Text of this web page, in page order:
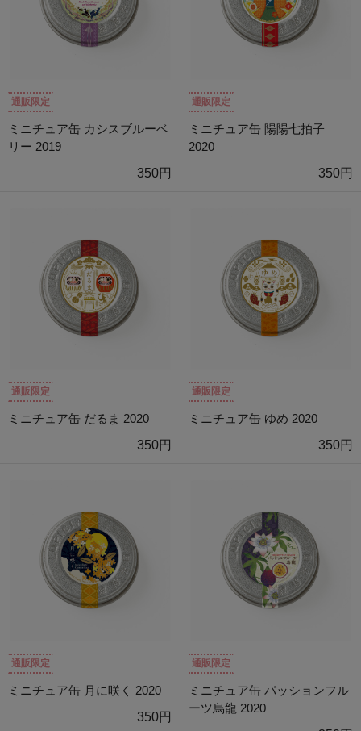
通販限定
ミニチュア缶 カシスブルーベ
リー 2019
350円
通販限定
ミニチュア缶 陽陽七拍子
2020
350円
通販限定
ミニチュア缶 だるま 2020
350円
通販限定
ミニチュア缶 ゆめ 2020
350円
通販限定
ミニチュア缶 月に咲く 2020
350円
通販限定
ミニチュア缶 パッションフル
ーツ烏龍 2020